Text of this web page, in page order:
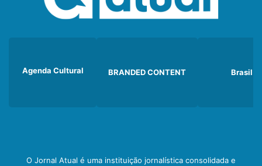
Agenda Cultural BRANDED CONTENT Brasil
O Jornal Atual é uma instituição jornalística consolidada e